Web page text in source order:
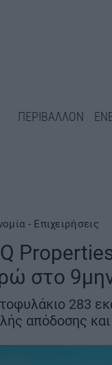
ΠΕΡΙΒΑΛΛΟΝ
Επανεκκίνηση
Νεστορίου: Στον
διαγωνισμός των
ευρώ
- Επιχειρήσεις
στο
283
απόδοσης